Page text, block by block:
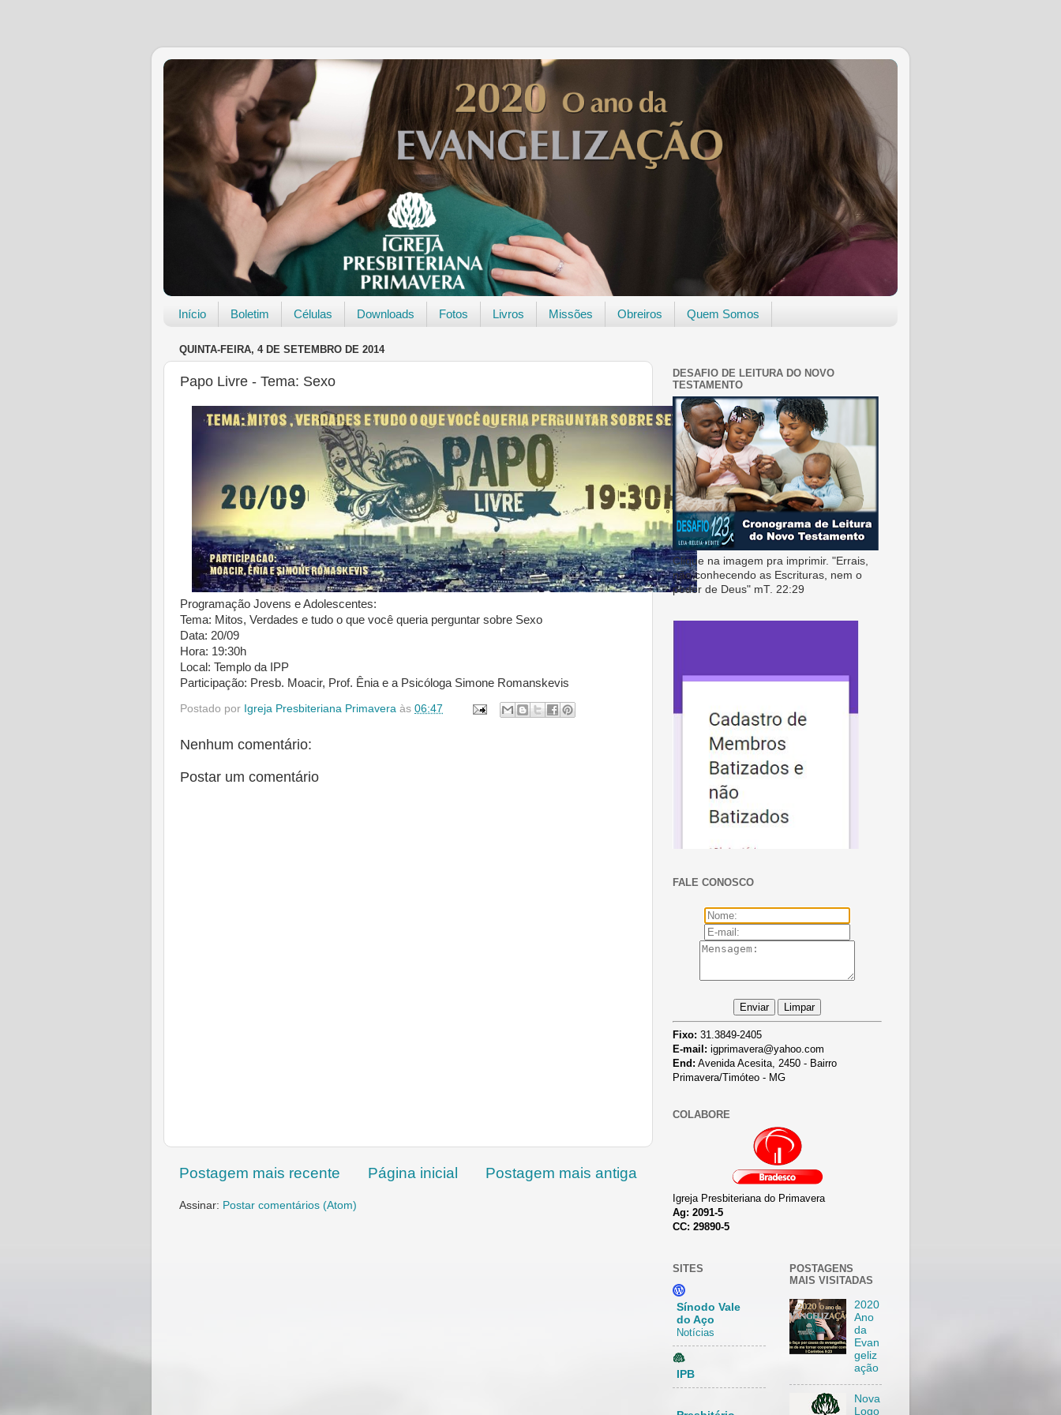
Início Boletim Células Downloads Fotos Livros Missões Obreiros Quem Somos
QUINTA-FEIRA, 4 DE SETEMBRO DE 2014
Papo Livre - Tema: Sexo
Programação Jovens e Adolescentes:
Tema: Mitos, Verdades e tudo o que você queria perguntar sobre Sexo
Data: 20/09
Hora: 19:30h
Local: Templo da IPP
Participação: Presb. Moacir, Prof. Ênia e a Psicóloga Simone Romanskevis
Postado por Igreja Presbiteriana Primavera às 06:47
Nenhum comentário:
Postar um comentário
Postagem mais recente Postagem mais antiga
Página inicial
Assinar: Postar comentários (Atom)
DESAFIO DE LEITURA DO NOVO
TESTAMENTO
Clique na imagem pra imprimir. "Errais,
não conhecendo as Escrituras, nem o
poder de Deus" mT. 22:29
FALE CONOSCO
Fixo: 31.3849-2405
E-mail: igprimavera@yahoo.com
End: Avenida Acesita, 2450 - Bairro
Primavera/Timóteo - MG
COLABORE
Igreja Presbiteriana do Primavera
Ag: 2091-5
CC: 29890-5
SITES
Sínodo Vale
do Aço
Notícias
IPB
POSTAGENS
MAIS VISITADAS
2020
Ano
da
Evan
geliz
ação
Nova
Logo